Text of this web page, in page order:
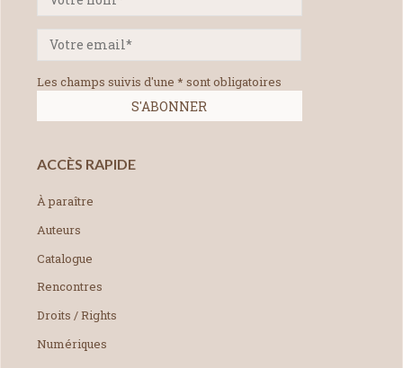
Les champs suivis d'une * sont obligatoires
ACCÈS RAPIDE
À paraître
Auteurs
Catalogue
Rencontres
Droits / Rights
Numériques